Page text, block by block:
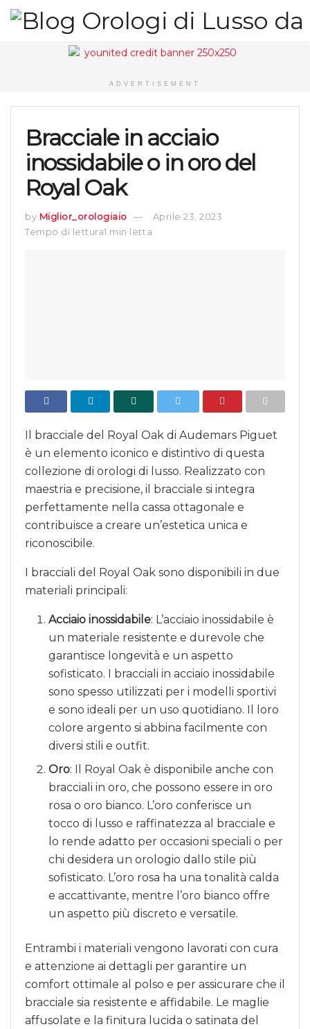
ADVERTISEMENT
Bracciale in acciaio
inossidabile o in oro del
Royal Oak
by Miglior_orologiaio
Aprile 23, 2023
Tempo di lettura1 min letta
Il bracciale del Royal Oak di Audemars Piguet
è un elemento iconico e distintivo di questa
collezione di orologi di lusso. Realizzato con
maestria e precisione, il bracciale si integra
perfettamente nella cassa ottagonale e
contribuisce a creare un’estetica unica e
riconoscibile.
I bracciali del Royal Oak sono disponibili in due
materiali principali:
Acciaio inossidabile: L’acciaio inossidabile è
un materiale resistente e durevole che
garantisce longevità e un aspetto
sofisticato. I bracciali in acciaio inossidabile
sono spesso utilizzati per i modelli sportivi
e sono ideali per un uso quotidiano. Il loro
colore argento si abbina facilmente con
diversi stili e outfit.
Oro: Il Royal Oak è disponibile anche con
bracciali in oro, che possono essere in oro
rosa o oro bianco. L’oro conferisce un
tocco di lusso e raffinatezza al bracciale e
lo rende adatto per occasioni speciali o per
chi desidera un orologio dallo stile più
sofisticato. L’oro rosa ha una tonalità calda
e accattivante, mentre l’oro bianco offre
un aspetto più discreto e versatile.
Entrambi i materiali vengono lavorati con cura
e attenzione ai dettagli per garantire un
comfort ottimale al polso e per assicurare che il
bracciale sia resistente e affidabile. Le maglie
affusolate e la finitura lucida o satinata del